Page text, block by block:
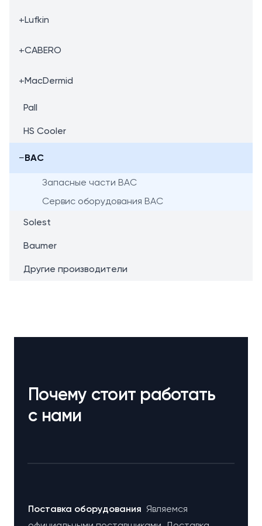
+Lufkin
+CABERO
+MacDermid
Pall
HS Cooler
−BAC
Запасные части BAC
Сервис оборудования BAC
Solest
Baumer
Другие производители
Почему стоит работать
с нами
Поставка оборудования Являемся